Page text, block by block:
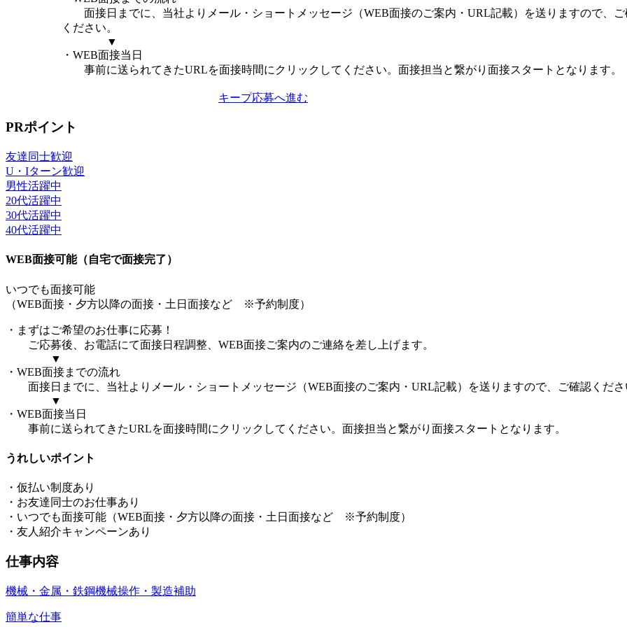
面接日までに、当社よりメール・ショートメッセージ（WEB面接のご案内・URL記載）を送りますので、ご
ください。
▼
・WEB面接当日
事前に送られてきたURLを面接時間にクリックしてください。面接担当と繋がり面接スタートとなります。
キープ応募へ進む
PRポイント
友達同士歓迎
U・Iターン歓迎
男性活躍中
20代活躍中
30代活躍中
40代活躍中
WEB面接可能（自宅で面接完了）
いつでも面接可能
（WEB面接・夕方以降の面接・土日面接など ※予約制度）
・まずはご希望のお仕事に応募！
ご応募後、お電話にて面接日程調整、WEB面接ご案内のご連絡を差し上げます。
▼
・WEB面接までの流れ
面接日までに、当社よりメール・ショートメッセージ（WEB面接のご案内・URL記載）を送りますので、ご確認くださ
▼
・WEB面接当日
事前に送られてきたURLを面接時間にクリックしてください。面接担当と繋がり面接スタートとなります。
うれしいポイント
・仮払い制度あり
・お友達同士のお仕事あり
・いつでも面接可能（WEB面接・夕方以降の面接・土日面接など ※予約制度）
・友人紹介キャンペーンあり
仕事内容
機械・金属・鉄鋼機械操作・製造補助
簡単な仕事